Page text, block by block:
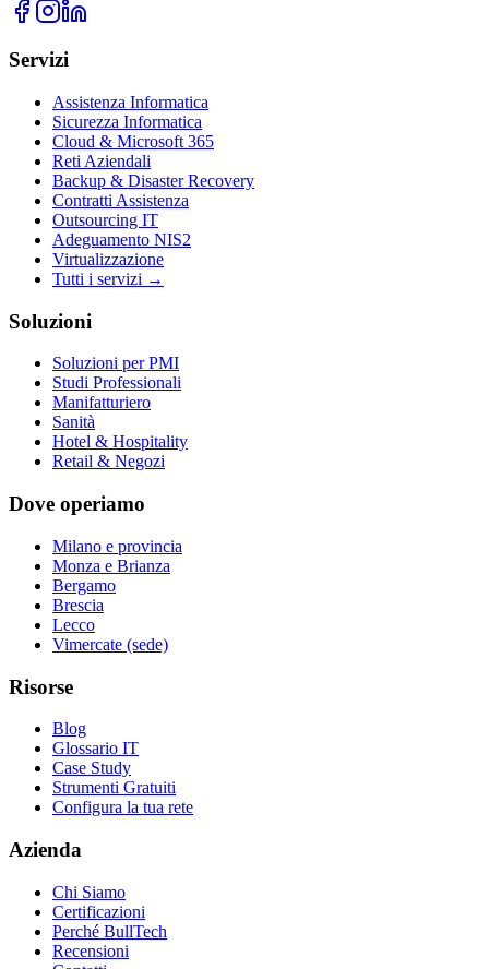
Servizi
Assistenza Informatica
Sicurezza Informatica
Cloud & Microsoft 365
Reti Aziendali
Backup & Disaster Recovery
Contratti Assistenza
Outsourcing IT
Adeguamento NIS2
Virtualizzazione
Tutti i servizi →
Soluzioni
Soluzioni per PMI
Studi Professionali
Manifatturiero
Sanità
Hotel & Hospitality
Retail & Negozi
Dove operiamo
Milano e provincia
Monza e Brianza
Bergamo
Brescia
Lecco
Vimercate (sede)
Risorse
Blog
Glossario IT
Case Study
Strumenti Gratuiti
Configura la tua rete
Azienda
Chi Siamo
Certificazioni
Perché BullTech
Recensioni